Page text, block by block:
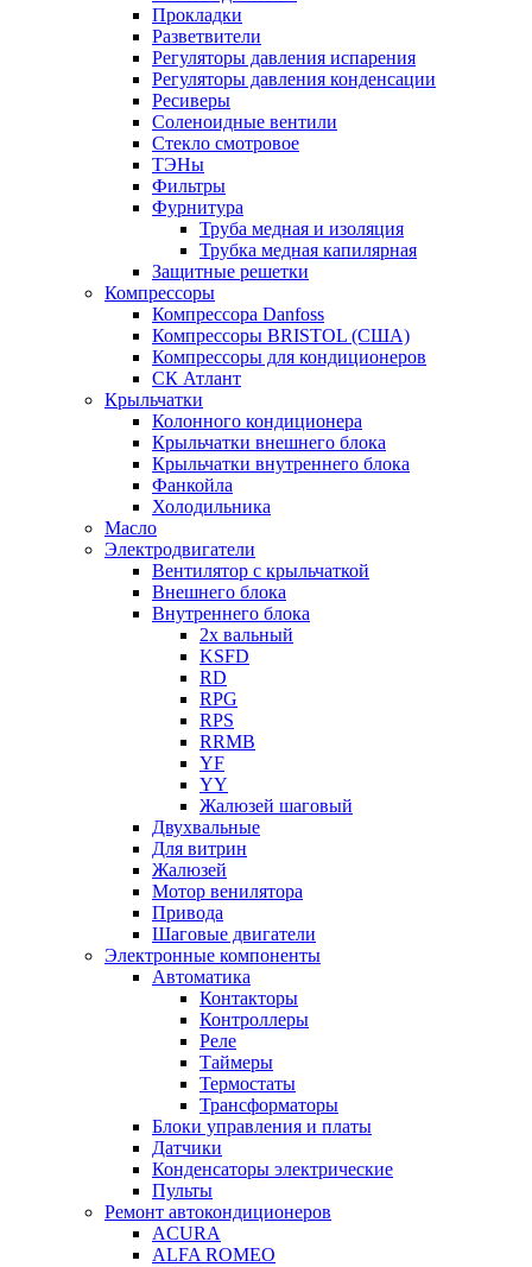
Прокладки
Разветвители
Регуляторы давления испарения
Регуляторы давления конденсации
Ресиверы
Соленоидные вентили
Стекло смотровое
ТЭНы
Фильтры
Фурнитура
Труба медная и изоляция
Трубка медная капилярная
Защитные решетки
Компрессоры
Компрессора Danfoss
Компрессоры BRISTOL (США)
Компрессоры для кондиционеров
СК Атлант
Крыльчатки
Колонного кондиционера
Крыльчатки внешнего блока
Крыльчатки внутреннего блока
Фанкойла
Холодильника
Масло
Электродвигатели
Вентилятор с крыльчаткой
Внешнего блока
Внутреннего блока
2х вальный
KSFD
RD
RPG
RPS
RRMB
YF
YY
Жалюзей шаговый
Двухвальные
Для витрин
Жалюзей
Мотор венилятора
Привода
Шаговые двигатели
Электронные компоненты
Автоматика
Контакторы
Контроллеры
Реле
Таймеры
Термостаты
Трансформаторы
Блоки управления и платы
Датчики
Конденсаторы электрические
Пульты
Ремонт автокондиционеров
ACURA
ALFA ROMEO